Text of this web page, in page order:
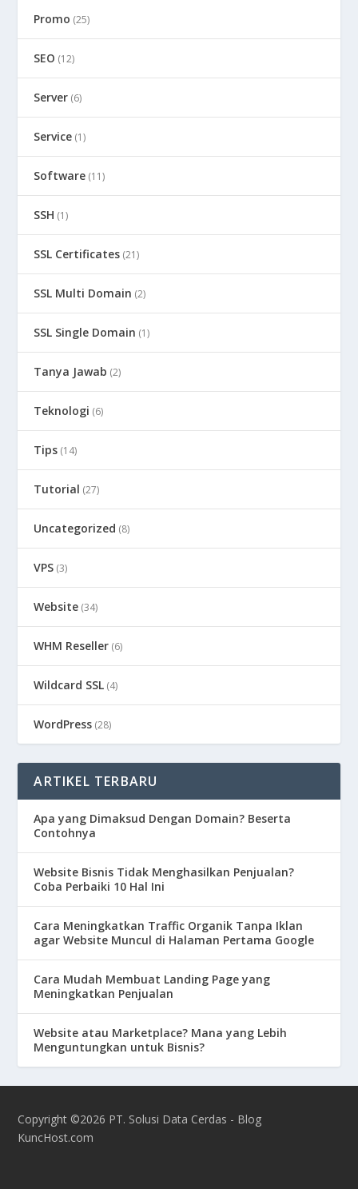
Promo (25)
SEO (12)
Server (6)
Service (1)
Software (11)
SSH (1)
SSL Certificates (21)
SSL Multi Domain (2)
SSL Single Domain (1)
Tanya Jawab (2)
Teknologi (6)
Tips (14)
Tutorial (27)
Uncategorized (8)
VPS (3)
Website (34)
WHM Reseller (6)
Wildcard SSL (4)
WordPress (28)
ARTIKEL TERBARU
Apa yang Dimaksud Dengan Domain? Beserta
Contohnya
Website Bisnis Tidak Menghasilkan Penjualan?
Coba Perbaiki 10 Hal Ini
Cara Meningkatkan Traffic Organik Tanpa Iklan
agar Website Muncul di Halaman Pertama Google
Cara Mudah Membuat Landing Page yang
Meningkatkan Penjualan
Website atau Marketplace? Mana yang Lebih
Menguntungkan untuk Bisnis?
Copyright ©2026 PT. Solusi Data Cerdas - Blog
KuncHost.com